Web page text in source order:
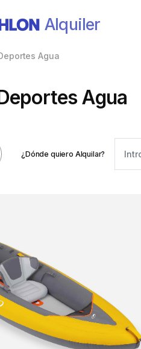
Alquiler
Agua
Agua
¿Dónde quiero Alquilar?